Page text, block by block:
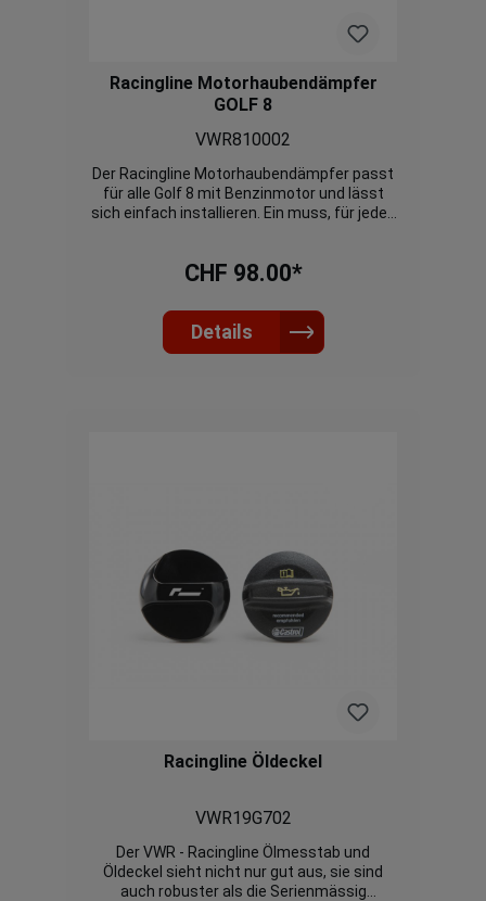
Racingline Motorhaubendämpfer
GOLF 8
VWR810002
Der Racingline Motorhaubendämpfer passt
für alle Golf 8 mit Benzinmotor und lässt
sich einfach installieren. Ein muss, für jeden
CHF 98.00*
Details
Racingline Öldeckel
VWR19G702
Der VWR - Racingline Ölmesstab und
Öldeckel sieht nicht nur gut aus, sie sind
auch robuster als die Serienmässig